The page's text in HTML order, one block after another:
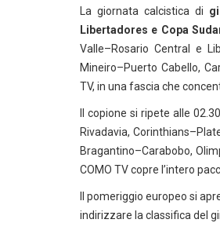
La giornata calcistica di
Libertadores e Copa
Valle–Rosario Central e
Mineiro–Puerto Cabello,
TV, in una fascia che
Il copione si ripete alle
Rivadavia,
Bragantino–Carabobo,
COMO TV copre l’intero
Il pomeriggio europeo si
indirizzare la classifica del